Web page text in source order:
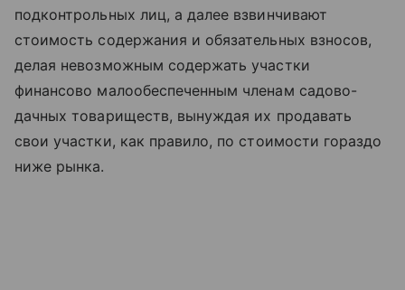
подконтрольных лиц, а далее взвинчивают
стоимость содержания и обязательных взносов,
делая невозможным содержать участки
финансово малообеспеченным членам садово-
дачных товариществ, вынуждая их продавать
свои участки, как правило, по стоимости гораздо
ниже рынка.